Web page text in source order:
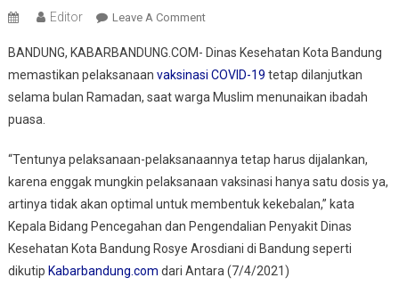
Editor Leave A CommentOn
COVID-
19
Tetap
Bandung
Selama
Bulan
Ramadan
BANDUNG, KABARBANDUNG.COM- Dinas Kesehatan Kota Bandung
memastikan pelaksanaan vaksinasi COVID-19 tetap dilanjutkan
selama bulan Ramadan, saat warga Muslim menunaikan ibadah
puasa.
“Tentunya pelaksanaan-pelaksanaannya tetap harus dijalankan,
karena enggak mungkin pelaksanaan vaksinasi hanya satu dosis ya,
artinya tidak akan optimal untuk membentuk kekebalan,” kata
Kepala Bidang Pencegahan dan Pengendalian Penyakit Dinas
Kesehatan Kota Bandung Rosye Arosdiani di Bandung seperti
dikutip Kabarbandung.com dari Antara (7/4/2021)